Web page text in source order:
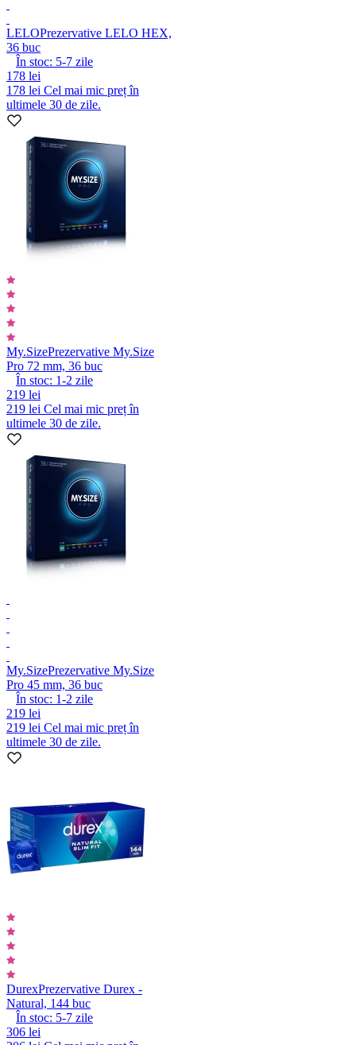
LELOPrezervative LELO HEX,
36 buc
În stoc: 5-7 zile
178 lei
178 lei Cel mai mic preț în
ultimele 30 de zile.
My.SizePrezervative My.Size
Pro 72 mm, 36 buc
În stoc: 1-2 zile
219 lei
219 lei Cel mai mic preț în
ultimele 30 de zile.
My.SizePrezervative My.Size
Pro 45 mm, 36 buc
În stoc: 1-2 zile
219 lei
219 lei Cel mai mic preț în
ultimele 30 de zile.
DurexPrezervative Durex -
Natural, 144 buc
În stoc: 5-7 zile
306 lei